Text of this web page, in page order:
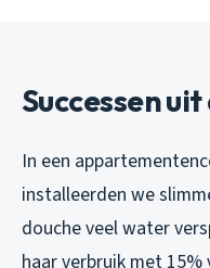
Successen
In een
installeerden we
douche veel water
haar verbruik met